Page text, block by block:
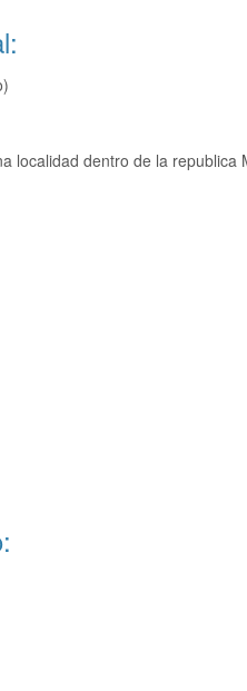
localidad dentro de la republica